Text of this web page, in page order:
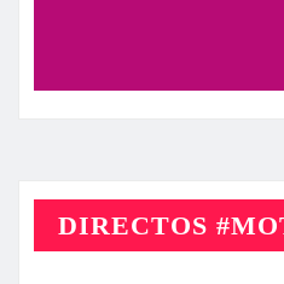
DIRECTOS